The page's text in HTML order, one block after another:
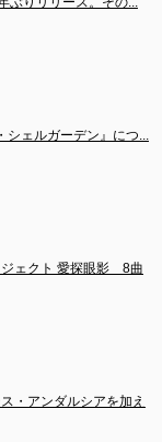
シェルガーデン』につ...
ェクト 愛探眼影　8曲
・アンダルシアを加え